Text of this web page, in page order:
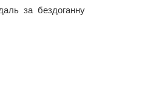
за бездоганну